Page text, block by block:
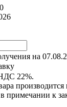
на
22%.
примечании к